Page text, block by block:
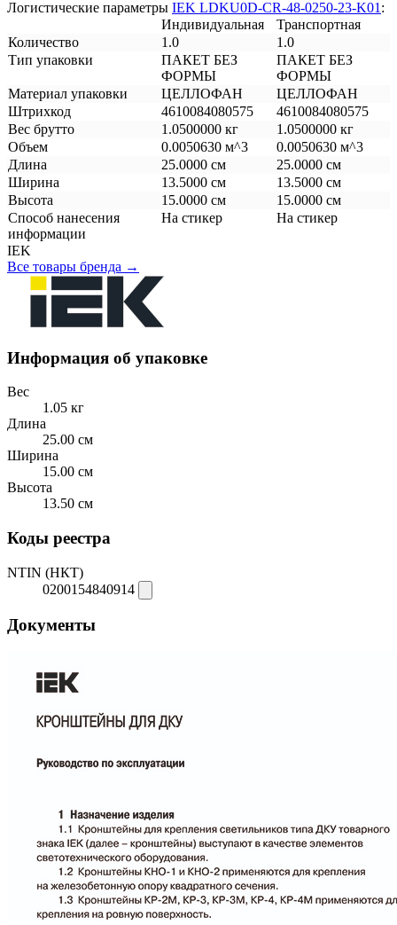
Логистические параметры IEK LDKU0D-CR-48-0250-23-K01 :
Индивидуальная
Транспортная
Количество
1.0
1.0
Тип упаковки
ПАКЕТ БЕЗ
ФОРМЫ
ПАКЕТ БЕЗ
ФОРМЫ
Материал упаковки
ЦЕЛЛОФАН
ЦЕЛЛОФАН
Штрихкод
4610084080575
4610084080575
Вес брутто
1.0500000 кг
1.0500000 кг
Объем
0.0050630 м^3
0.0050630 м^3
Длина
25.0000 см
25.0000 см
Ширина
13.5000 см
13.5000 см
Высота
15.0000 см
15.0000 см
Способ нанесения
информации
На стикер На стикер
IEK
Все товары бренда →
Информация об упаковке
Вес
1.05 кг
Длина
25.00 см
Ширина
15.00 см
Высота
13.50 см
Коды реестра
NTIN (НКТ)
0200154840914
Документы